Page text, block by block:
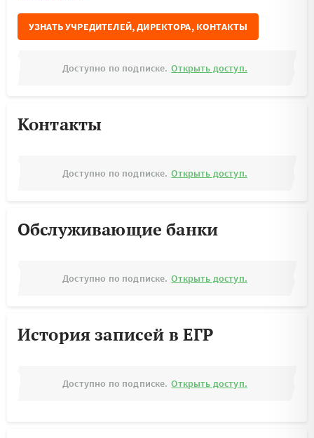
УЗНАТЬ УЧРЕДИТЕЛЕЙ, ДИРЕКТОРА, КОНТАКТЫ
Доступно по подписке. Открыть доступ.
Контакты
Доступно по подписке. Открыть доступ.
Обслуживающие банки
Доступно по подписке. Открыть доступ.
История записей в ЕГР
Доступно по подписке. Открыть доступ.